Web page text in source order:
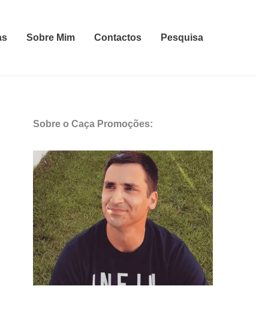
Sobre Mim Contactos Pesquisa
Sobre o Caça Promoções: